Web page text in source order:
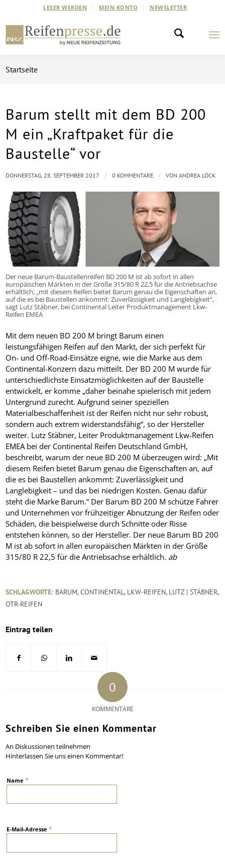
LESER WERDEN MEIN KONTO NEWSLETTER
Startseite
Barum stellt mit dem BD 200
M ein „Kraftpaket für die
Baustelle“ vor
Der neue Barum-Baustellenreifen BD 200 M ist ab sofort in allen
europäischen Märkten in der Größe 315/80 R 22,5 für die Antriebsachse
erhältlich; „mit diesem Reifen bietet Barum genau die Eigenschaften an,
auf die es bei Baustellen ankommt: Zuverlässigkeit und Langlebigkeit“,
sagt Lutz Stäbner, bei Continental Leiter Produktmanagement Lkw-
Reifen EMEA
Mit dem neuen BD 200 M bringt Barum einen
leistungsfähigen Reifen auf den Markt, der sich perfekt für
On- und Off-Road-Einsätze eigne, wie die Marke aus dem
Continental-Konzern dazu mitteilt. Der BD 200 M wurde für
unterschiedlichste Einsatzmöglichkeiten auf der Baustelle
entwickelt, er komme „daher beinahe spielerisch mit jedem
Untergrund zurecht. Aufgrund seiner speziellen
Materialbeschaffenheit ist der Reifen nicht nur sehr robust,
sondern auch extrem widerstandsfähig“, so der Hersteller
weiter. Lutz Stäbner, Leiter Produktmanagement Lkw-Reifen
EMEA bei der Continental Reifen Deutschland GmbH,
beschreibt, warum der neue BD 200 M überzeugen wird: „Mit
diesem Reifen bietet Barum genau die Eigenschaften an, auf
die es bei Baustellen ankommt: Zuverlässigkeit und
Langlebigkeit – und das bei niedrigen Kosten. Genau dafür
steht die Marke Barum.“ Der Barum BD 200 M schütze Fahrer
und Unternehmen vor frühzeitiger Abnutzung der Reifen oder
Schäden, die beispielweise durch Schnitte oder Risse
entstehen können, so der Hersteller. Der neue Barum BD 200
M ist ab sofort in allen europäischen Märkten in der Größe
315/80 R 22,5 für die Antriebsachse erhältlich. ab
DONNERSTAG, 28. SEPTEMBER 2017 / 0 KOMMENTARE / VONANDREA LÖCK
SCHLAGWORTE: BARUM,CONTINENTAL, LKW-REIFEN, LUTZ | STÄBNER,
OTR-REIFEN
Eintrag teilen
0
KOMMENTARE
Schreiben Sie einen Kommentar
An Diskussionen teilnehmen
Hinterlassen Sie uns einen Kommentar!
Name*
E-Mail-Adresse*